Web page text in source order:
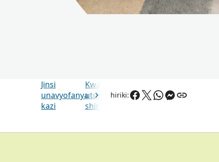
Jinsi
unavyofanya
kazi
Kwa nini
utumie mti
shirikishi?
familia
Mara kwa
Shiriki: